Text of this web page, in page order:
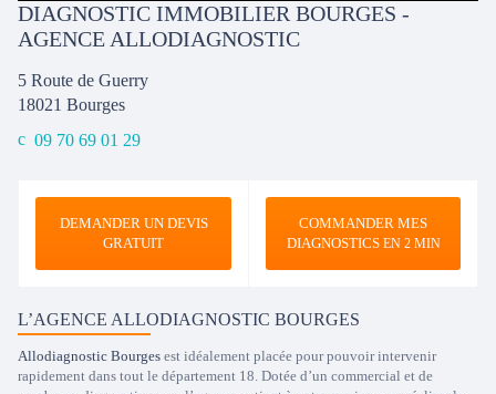
DIAGNOSTIC IMMOBILIER BOURGES -
AGENCE ALLODIAGNOSTIC
5 Route de Guerry
18021 Bourges
09 70 69 01 29
DEMANDER UN DEVIS
GRATUIT
COMMANDER MES
DIAGNOSTICSEN 2 MIN
L’AGENCE ALLODIAGNOSTIC BOURGES
Allodiagnostic Bourges est idéalement placée pour pouvoir intervenir
rapidement dans tout le département 18. Dotée d’un commercial et de